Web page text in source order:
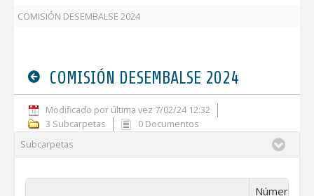
COMISIÓN DESEMBALSE 2024
COMISIÓN DESEMBALSE 2024
Modificado por última vez 7/02/24 12:32
3 Subcarpetas
0 Documentos
Subcarpetas
Número